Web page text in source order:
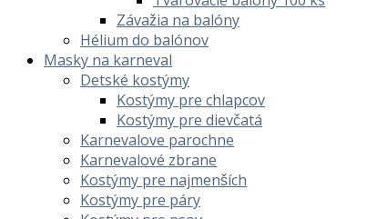
Závažia na balóny
Hélium do balónov
Masky na karneval
Detské kostýmy
Kostýmy pre chlapcov
Kostýmy pre dievčatá
Karnevalove parochne
Karnevalové zbrane
Kostýmy pre najmenších
Kostýmy pre páry